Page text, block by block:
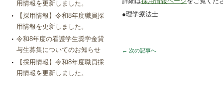
●理学療法士
← 次の記事へ
用情報を更新しました。
【採用情報】令和8年度職員採
用情報を更新しました。
令和8年度の看護学生奨学金貸
与生募集についてのお知らせ
【採用情報】令和8年度職員採
用情報を更新しました。